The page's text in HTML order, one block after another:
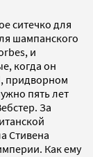
ситечко для
шампанского
и
когда он
придворном
пять лет
За
Стивена
Как ему